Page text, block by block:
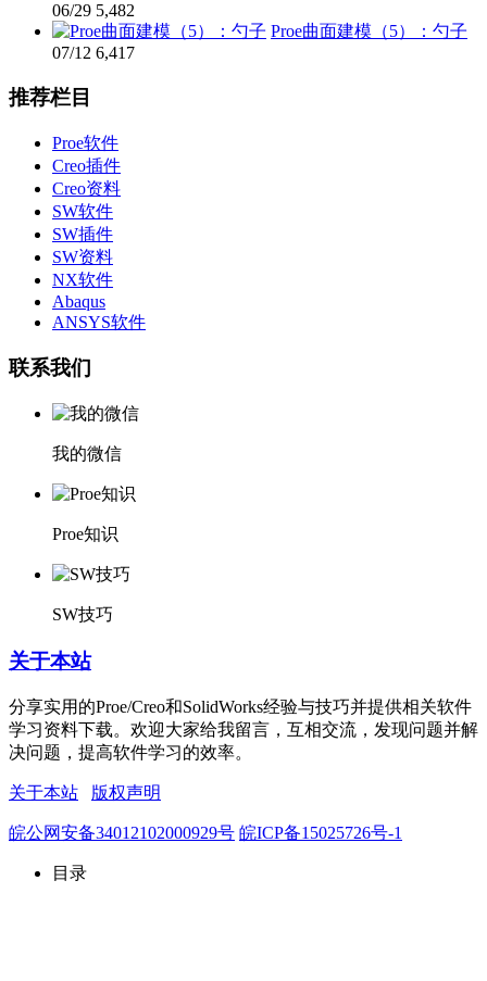
06/29 5,482
Proe曲面建模（5）：勺子
07/12 6,417
推荐栏目
Proe软件
Creo插件
Creo资料
SW软件
SW插件
SW资料
NX软件
Abaqus
ANSYS软件
联系我们
我的微信
Proe知识
SW技巧
关于本站
分享实用的Proe/Creo和SolidWorks经验与技巧并提供相关软件
学习资料下载。欢迎大家给我留言，互相交流，发现问题并解
决问题，提高软件学习的效率。
关于本站 版权声明
皖公网安备34012102000929号 皖ICP备15025726号-1
目录